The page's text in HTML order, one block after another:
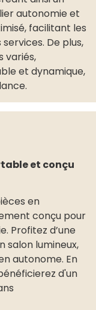
autonomie et
facilitant les
De plus,
variés,
et dynamique,
et conçu
en
conçu pour
Profitez d’une
salon lumineux,
autonome. En
d'un